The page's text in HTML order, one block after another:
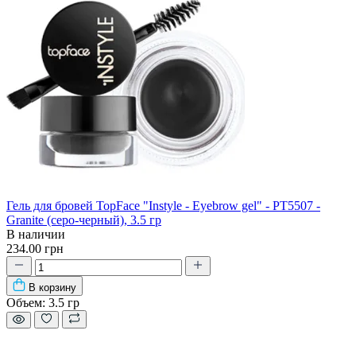
Гель для бровей TopFace "Instyle - Eyebrow gel" - PT5507 -
Granite (серо-черный), 3.5 гр
В наличии
234.00 грн
В корзину
Объем: 3.5 гр